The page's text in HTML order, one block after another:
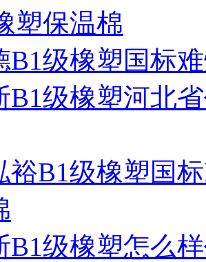
塑保温棉
B1级橡塑国标
B1级橡塑河北
裕B1级橡塑国
B1级橡塑怎么